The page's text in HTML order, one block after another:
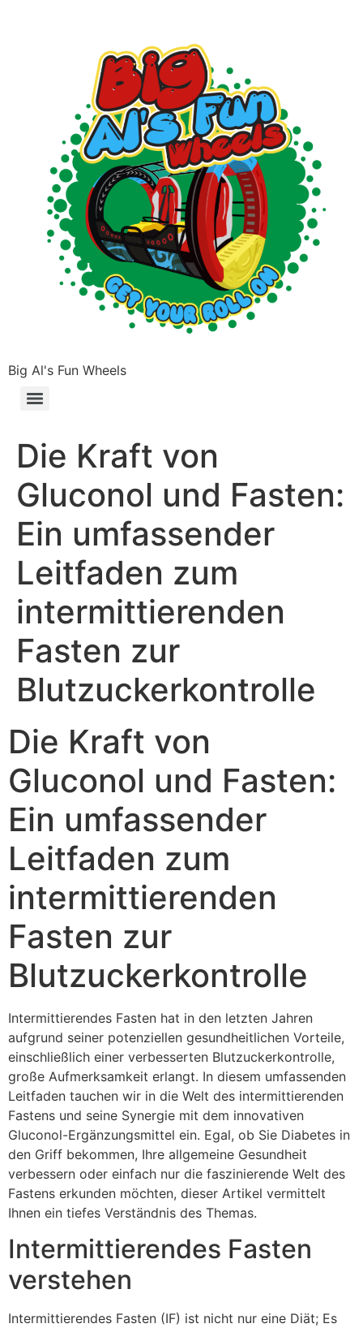
Big Al's Fun Wheels
Die Kraft von
Gluconol und Fasten:
Ein umfassender
Leitfaden zum
intermittierenden
Fasten zur
Blutzuckerkontrolle
Die Kraft von
Gluconol und Fasten:
Ein umfassender
Leitfaden zum
intermittierenden
Fasten zur
Blutzuckerkontrolle
Intermittierendes Fasten hat in den letzten Jahren
aufgrund seiner potenziellen gesundheitlichen Vorteile,
einschließlich einer verbesserten Blutzuckerkontrolle,
große Aufmerksamkeit erlangt. In diesem umfassenden
Leitfaden tauchen wir in die Welt des intermittierenden
Fastens und seine Synergie mit dem innovativen
Gluconol-Ergänzungsmittel ein. Egal, ob Sie Diabetes in
den Griff bekommen, Ihre allgemeine Gesundheit
verbessern oder einfach nur die faszinierende Welt des
Fastens erkunden möchten, dieser Artikel vermittelt
Ihnen ein tiefes Verständnis des Themas.
Intermittierendes Fasten
verstehen
Intermittierendes Fasten (IF) ist nicht nur eine Diät; Es